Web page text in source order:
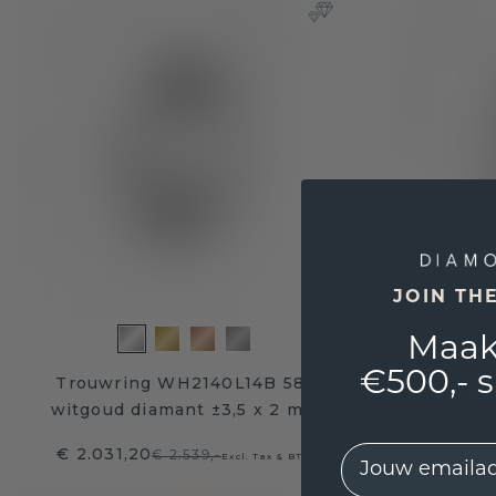
Trouwring WH2140L14B 585
witgoud diamant ±3,5 x 2 mm
€ 2.031,20€ 2.539,-Excl. Tax & BTW
JOIN
€500,-
EMail